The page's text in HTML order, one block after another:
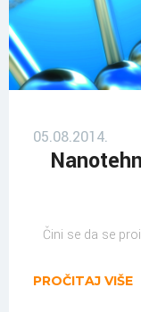
05.08.2014.
Čini se da se
PROČITAJ VIŠE